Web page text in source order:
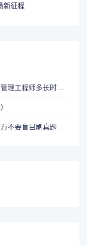
新征程
2023下半年软考中级系统集成项目管理工程师多长时间出成绩
想上重点高中，初三数理化复习 千万不要盲目刷真题卷和模拟卷！